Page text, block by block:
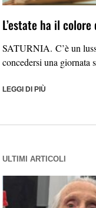
L’estate ha il colore
SATURNIA. C’è un
concedersi una giornata
LEGGI DI PIÙ
ULTIMI ARTICOLI